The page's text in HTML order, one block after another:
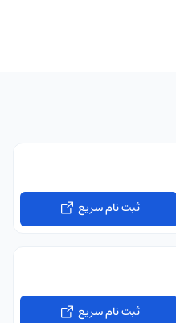
ثبت نام سریع
ثبت نام سریع